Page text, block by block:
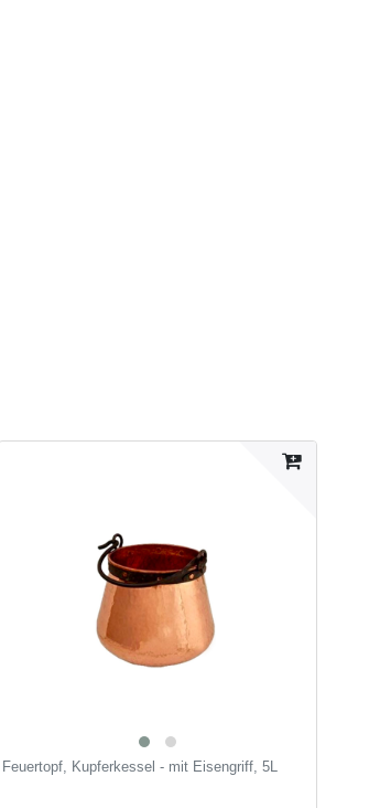
Feuertopf, Kupferkessel - mit Eisengriff, 5L